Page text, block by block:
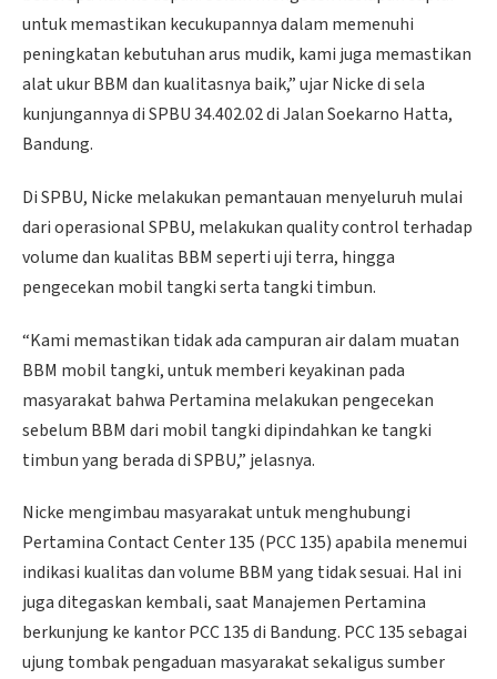
untuk memastikan kecukupannya dalam memenuhi
peningkatan kebutuhan arus mudik, kami juga memastikan
alat ukur BBM dan kualitasnya baik,” ujar Nicke di sela
kunjungannya di SPBU 34.402.02 di Jalan Soekarno Hatta,
Bandung.
Di SPBU, Nicke melakukan pemantauan menyeluruh mulai
dari operasional SPBU, melakukan quality control terhadap
volume dan kualitas BBM seperti uji terra, hingga
pengecekan mobil tangki serta tangki timbun.
“Kami memastikan tidak ada campuran air dalam muatan
BBM mobil tangki, untuk memberi keyakinan pada
masyarakat bahwa Pertamina melakukan pengecekan
sebelum BBM dari mobil tangki dipindahkan ke tangki
timbun yang berada di SPBU,” jelasnya.
Nicke mengimbau masyarakat untuk menghubungi
Pertamina Contact Center 135 (PCC 135) apabila menemui
indikasi kualitas dan volume BBM yang tidak sesuai. Hal ini
juga ditegaskan kembali, saat Manajemen Pertamina
berkunjung ke kantor PCC 135 di Bandung. PCC 135 sebagai
ujung tombak pengaduan masyarakat sekaligus sumber